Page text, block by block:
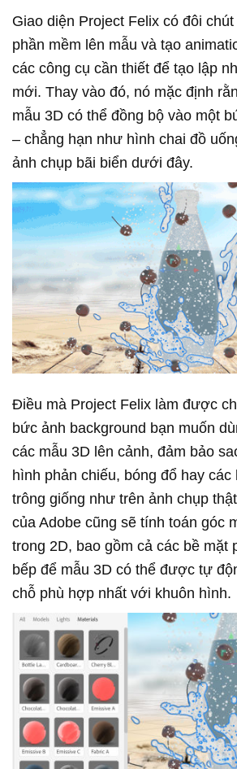
Giao diện Project Felix có đôi
phần mềm lên mẫu và tạo
các công cụ cần thiết để tạo lập
mới. Thay vào đó, nó mặc định
mẫu 3D có thể đồng bộ vào một
– chẳng hạn như hình chai đồ
ảnh chụp bãi biển dưới đây.
Điều mà Project Felix làm được
bức ảnh background bạn muốn
các mẫu 3D lên cảnh, đảm bảo
hình phản chiếu, bóng đổ hay
trông giống như trên ảnh chụp
của Adobe cũng sẽ tính toán góc
trong 2D, bao gồm cả các bề mặt
bếp để mẫu 3D có thể được tự
chỗ phù hợp nhất với khuôn hình.